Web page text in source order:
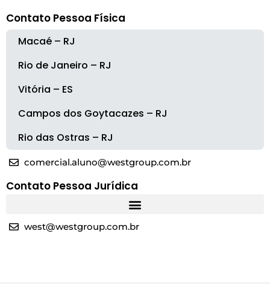
Contato Pessoa Física
Macaé – RJ
Rio de Janeiro – RJ
Vitória – ES
Campos dos Goytacazes – RJ
Rio das Ostras – RJ
comercial.aluno@westgroup.com.br
Contato Pessoa Jurídica
west@westgroup.com.br